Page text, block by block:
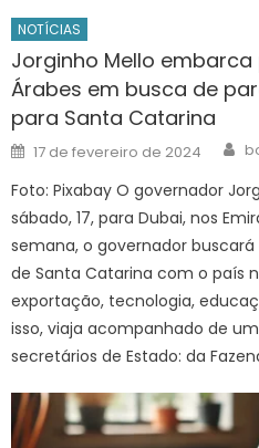
NOTÍCIAS
Jorginho Mello
Árabes em busca de
para Santa Catarina
Posted
on
17 de fevereiro de 2024
Foto: Pixabay O governador
sábado, 17, para Dubai, nos
semana, o governador
de Santa Catarina com o país
exportação, tecnologia,
isso, viaja acompanhado de
secretários de Estado: da